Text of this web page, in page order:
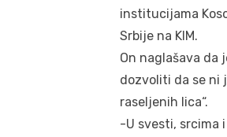
institucijama
Srbije na KIM.
On naglašava da
dozvoliti da se ni
raseljenih lica“.
-U svesti, srcima